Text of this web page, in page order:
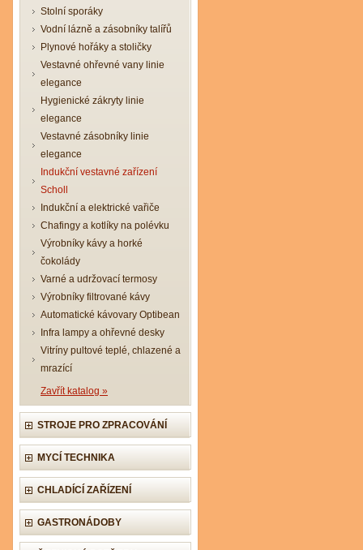
Stolní sporáky
Vodní lázně a zásobníky talířů
Plynové hořáky a stoličky
Vestavné ohřevné vany linie
elegance
Hygienické zákryty linie
elegance
Vestavné zásobníky linie
elegance
Indukční vestavné zařízení
Scholl
Indukční a elektrické vařiče
Chafingy a kotlíky na polévku
Výrobníky kávy a horké
čokolády
Varné a udržovací termosy
Výrobníky filtrované kávy
Automatické kávovary Optibean
Infra lampy a ohřevné desky
Vitríny pultové teplé, chlazené a
mrazící
Zavřít katalog »
STROJE PRO ZPRACOVÁNÍ
MYCÍ TECHNIKA
CHLADÍCÍ ZAŘÍZENÍ
GASTRONÁDOBY